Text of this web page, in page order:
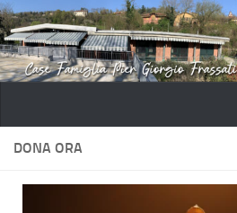
Salta al contenuto
DONA ORA